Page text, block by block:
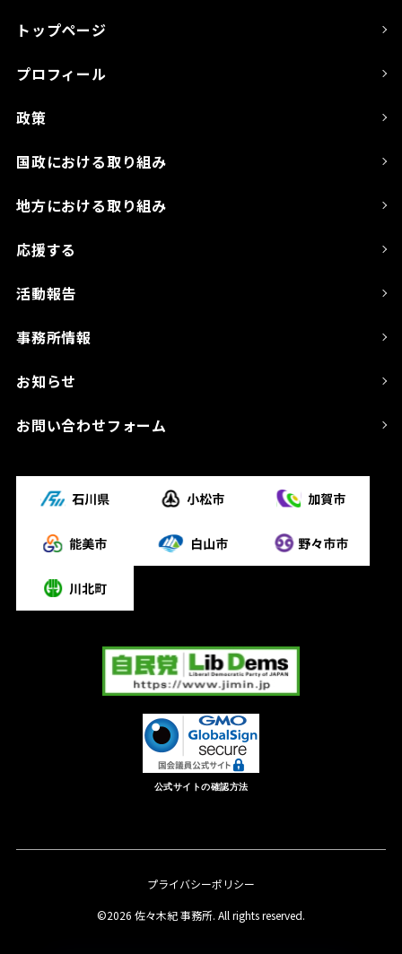
トップページ
プロフィール
政策
国政における取り組み
地方における取り組み
応援する
活動報告
事務所情報
お知らせ
お問い合わせフォーム
公式サイトの確認方法
プライバシーポリシー
©2026 佐々木紀 事務所. All rights reserved.